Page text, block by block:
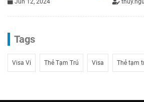
Jun 12, 2024
Tags
Visa Vi Thẻ Tạm Trú Visa Thẻ tạm